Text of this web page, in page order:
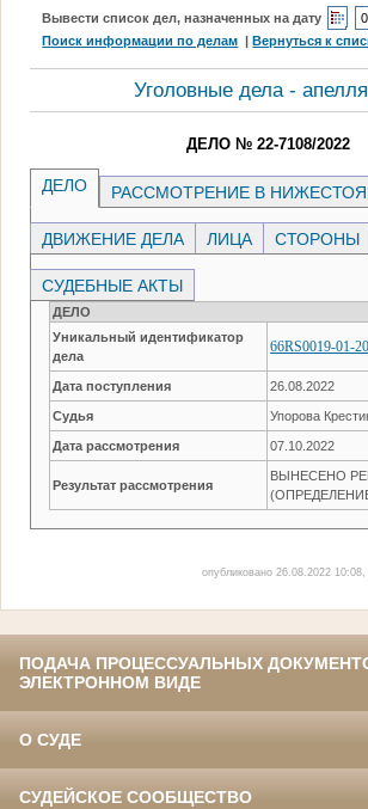
Вывести список дел, назначенных на дату
Поиск информации по делам |Вернуться к
Уголовные дела -
ДЕЛО № 22-7108/2022
ДЕЛО РАССМОТРЕНИЕ В
ДВИЖЕНИЕ ДЕЛА ЛИЦА СТОРОНЫ
СУДЕБНЫЕ АКТЫ
ДЕЛО
Уникальный идентификатор
дела
66RS0019-01-
Дата поступления 26.08.2022
Судья Упорова
Дата рассмотрения 07.10.2022
Результат рассмотрения
ВЫНЕСЕНО
опубликовано 26.08.2022
ПОДАЧА ПРОЦЕССУАЛЬНЫХ
ЭЛЕКТРОННОМ ВИДЕ
О СУДЕ
СУДЕЙСКОЕ СООБЩЕСТВО